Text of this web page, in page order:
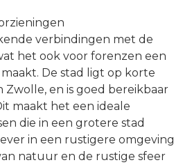
verbindingen met de
het ook voor forenzen een
De stad ligt op korte
Zwolle, en is goed bereikbaar
maakt het een ideale
die in een grotere stad
in een rustigere omgeving
natuur en de rustige sfeer